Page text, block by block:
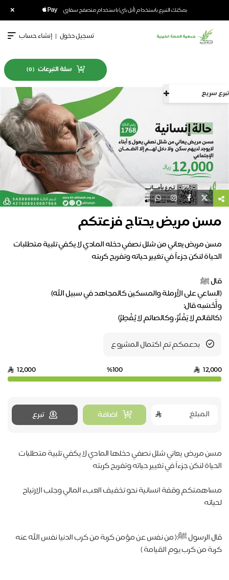
يمكنك التبرع باستخدام (أبل باي) باستخدام متصفح سفاري ×
تبرع سريع
تسجيل دخول | إنشاء حساب
سلة التبرعات (
0
)
مسن مريض يحتاج فزعتكم
مسن مريض يعاني من شلل نصفي دخله المادي لا يكفي تلبية متطلبات
(كالقائم لا يَفْتُرُ، وكالصائم لا يُفْطِرُ)
بدعمكم تم اكتمال المشروع
12,000
%100
12,000
اضافة تبرع
مسن مريض يعاني شلل نصفي دخلها المادي لا يكفي تلبية متطلبات
الحياة لنكن جزءاً في تغيير حياته وتفريج كربته
مساهمتكم وقفة انسانية نحو تخفيف العبء المالي وجلب الارتياح
لحياته
قال الرسول ﷺ:( من نفس عن مؤمن كربة من كرب الدنيا نفس الله عنه
كربة من كرب يوم القيامة )